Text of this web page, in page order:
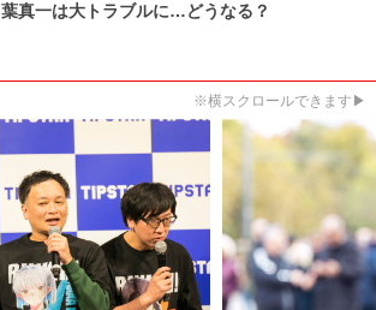
葉真一は大トラブルに…どうなる？
※横スクロールできます▶